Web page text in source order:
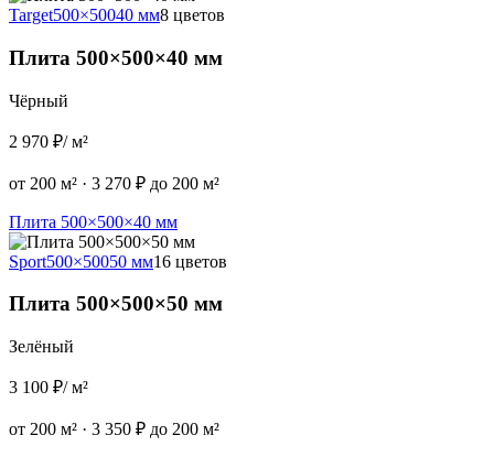
Target500×50040 мм8 цветов
Плита 500×500×40 мм
Чёрный
2 970 ₽/ м²
от 200 м² · 3 270 ₽ до 200 м²
Плита 500×500×40 мм
Sport500×50050 мм16 цветов
Плита 500×500×50 мм
Зелёный
3 100 ₽/ м²
от 200 м² · 3 350 ₽ до 200 м²